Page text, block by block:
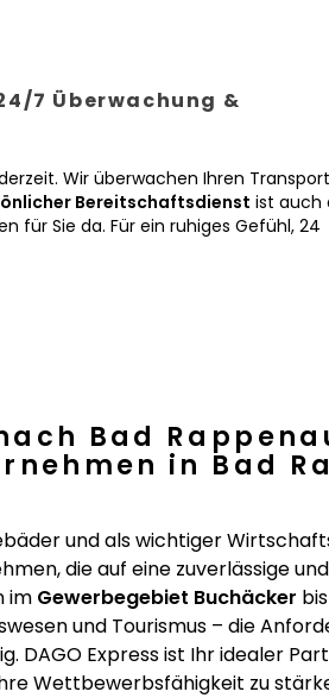
7 Überwachung &
Wir überwachen Ihren Transport
Bereitschaftsdienst ist auch
für Sie da. Für ein ruhiges Gefühl, 24
Bad
in Bad
und als wichtiger
die auf eine zuverlässige
im Gewerbegebiet Buchäcker
und Tourismus – die
DAGO Express ist Ihr idealer
Wettbewerbsfähigkeit zu